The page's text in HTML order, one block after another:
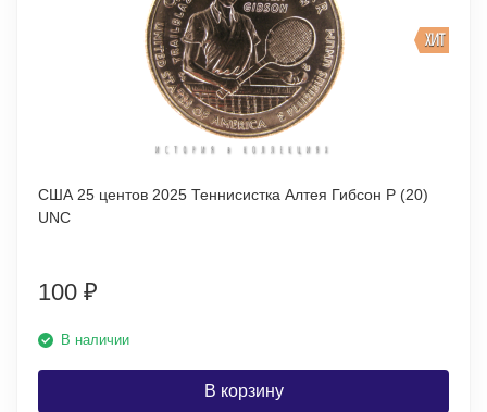
ХИТ
США 25 центов 2025 Теннисистка Алтея Гибсон P (20)
UNC
100 ₽
В наличии
В корзину